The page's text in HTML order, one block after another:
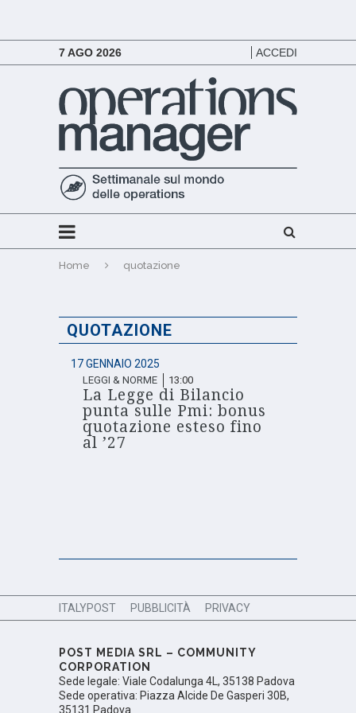
7 AGO 2026 ACCEDI
Home quotazione
QUOTAZIONE
17 GENNAIO 2025
LEGGI & NORME 13:00
La Legge di Bilancio
punta sulle Pmi: bonus
quotazione esteso fino
al ’27
ITALYPOST PUBBLICITÀ PRIVACY
POST MEDIA SRL – COMMUNITY
CORPORATION
Sede legale: Viale Codalunga 4L, 35138 Padova
Sede operativa: Piazza Alcide De Gasperi 30B,
35131 Padova